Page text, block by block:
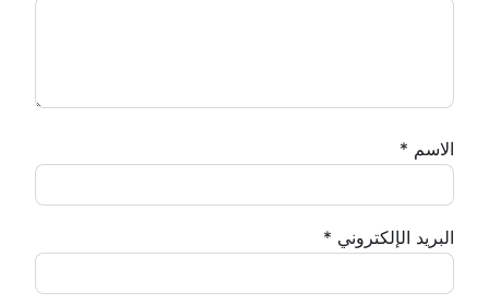
الاسم *
البريد الإلكتروني *